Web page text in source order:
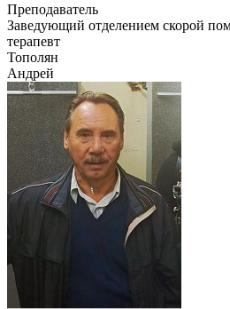
Преподаватель
Заведующий отделением скорой
терапевт
Тополян
Андрей